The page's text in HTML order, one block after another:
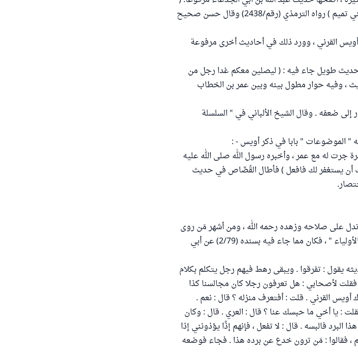
ليدخُلَنَّ الجنة بشفاعة رجل من أمتي أكثر من بني تميم ) رواه الترمذي (رقم/2438) وقال حسن صحيح
القرني ، وورد ذلك في أحاديث أخرى مرفوعة
طويل جاء فيه : ( ليصلين معكم غدا رجل من
، وفيه حوار مطول بينه وبين عمر بن الخطاب
في " حلية الأولياء " (2/81) وأشار إلى ضعفه . وقال الشيخ الألباني في " السلسلة
" الموضوعات " بابا في ذكر أويس - :
له مع عمر ، وأخبره رسول الله صلى الله عليه
أن يستغفر لك فافعل ) فأطال القُصَّاص في حديث
على صلاحه وزهده رحمه الله ، ومن أشهر مَن روى
ذلك الحافظ أبو نعيم في كتابه العظيم " حلية الأولياء " ، فكان مما جاء فيه بسنده (2/79) عن أبي
يقول : تفرقوا . ويبقى رهط فيهم رجل يتكلم بكلام
فقلت لأصحابي : هل تعرفون رجلا كان مجالسنا كذا
أويس القرني . قلت : أفتعرف منزله ؟ قال : نعم .
: يا أخي ما حبسك عنا ؟ قال : العري . قال : وكان
فالبسه . قال : لا تفعل ، فإنهم إذًا يؤذونني إذا
، فقالوا : مَن ترون خدع عن برده هذا . فجاء فوضعه